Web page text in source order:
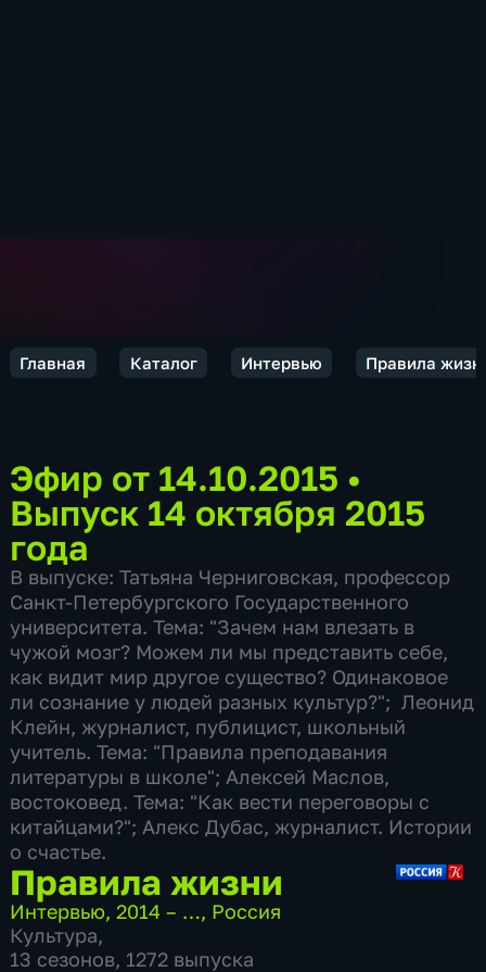
Главная Каталог Интервью Правила
Эфир от 14.10.2015 •
Выпуск 14 октября 2015
года
В выпуске: Татьяна Черниговская, профессор
Санкт-Петербургского Государственного
университета. Тема: "Зачем нам влезать в
чужой мозг? Можем ли мы представить себе,
как видит мир другое существо? Одинаковое
ли сознание у людей разных культур?"; Леонид
Клейн, журналист, публицист, школьный
учитель. Тема: "Правила преподавания
литературы в школе"; Алексей Маслов,
востоковед. Тема: "Как вести переговоры с
китайцами?"; Алекс Дубас, журналист. Истории
о счастье.
Правила жизни
Интервью,2014 – …, Россия
Культура,
13 сезонов, 1272 выпуска